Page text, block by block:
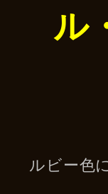
ル
ルビー色